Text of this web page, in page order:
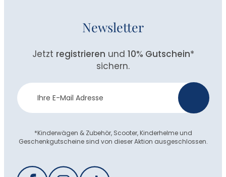
Newsletter
Jetzt registrieren und 10% Gutschein*
sichern.
Newsletter
Anmeldung
*Kinderwägen & Zubehör, Scooter, Kinderhelme und
Geschenkgutscheine sind von dieser Aktion ausgeschlossen.